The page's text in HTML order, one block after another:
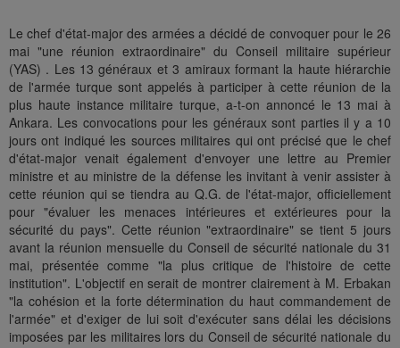
Le chef d'état-major des armées a décidé de convoquer pour le 26
mai "une réunion extraordinaire" du Conseil militaire supérieur
(YAS) . Les 13 généraux et 3 amiraux formant la haute hiérarchie
de l'armée turque sont appelés à participer à cette réunion de la
plus haute instance militaire turque, a-t-on annoncé le 13 mai à
Ankara. Les convocations pour les généraux sont parties il y a 10
jours ont indiqué les sources militaires qui ont précisé que le chef
d'état-major venait également d'envoyer une lettre au Premier
ministre et au ministre de la défense les invitant à venir assister à
cette réunion qui se tiendra au Q.G. de l'état-major, officiellement
pour "évaluer les menaces intérieures et extérieures pour la
sécurité du pays". Cette réunion "extraordinaire" se tient 5 jours
avant la réunion mensuelle du Conseil de sécurité nationale du 31
mai, présentée comme "la plus critique de l'histoire de cette
institution". L'objectif en serait de montrer clairement à M. Erbakan
"la cohésion et la forte détermination du haut commandement de
l'armée" et d'exiger de lui soit d'exécuter sans délai les décisions
imposées par les militaires lors du Conseil de sécurité nationale du